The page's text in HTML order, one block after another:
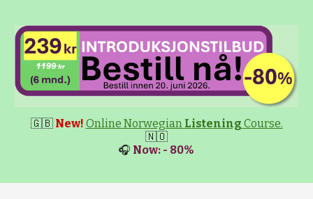
🇬🇧 New! Online Norwegian Listening Course.
🇳🇴
🎧 Now: - 80%